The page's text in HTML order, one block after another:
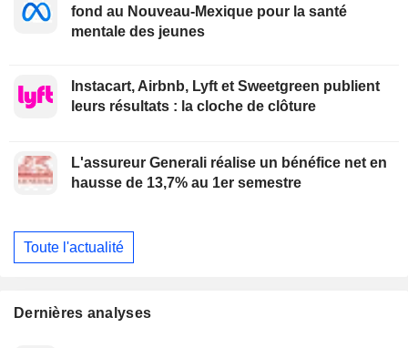
fond au Nouveau-Mexique pour la santé
mentale des jeunes
Instacart, Airbnb, Lyft et Sweetgreen publient
leurs résultats : la cloche de clôture
L'assureur Generali réalise un bénéfice net en
hausse de 13,7% au 1er semestre
Toute l'actualité
Dernières analyses